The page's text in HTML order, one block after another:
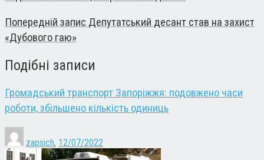
Попередній запис Депутатський десант став на захист
«Дубового гаю»
Подібні записи
Громадський транспорт Запоріжжя: подовжено часи
роботи, збільшено кількість одиниць
zapsich, 12/07/2022